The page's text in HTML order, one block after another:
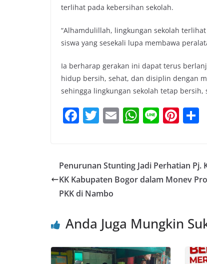
terlihat pada kebersihan sekolah.
“Alhamdulillah, lingkungan sekolah
siswa yang sesekali lupa membawa
Ia berharap gerakan ini dapat terus
hidup bersih, sehat, dan disiplin dengan
sehingga lingkungan sekolah tetap bersih,
F
e
b
o
k
T
er
E
l
W
s
A
Li Pi
e
st
Penurunan Stunting Jadi Perhatian Pj.
KK Kabupaten Bogor dalam Monev
PKK di Nambo
Anda Juga Mungkin